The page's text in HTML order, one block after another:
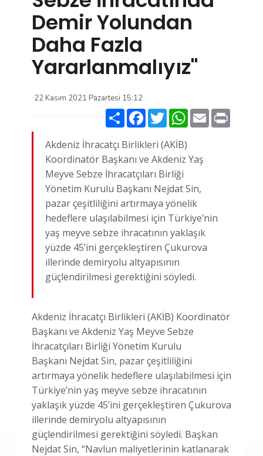
Demir Yolundan
Daha Fazla
Yararlanmalıyız"
22 Kasım 2021 Pazartesi 15:12
Paylaş FacebookTwitter WhatsApp
Email
Akdeniz İhracatçı Birlikleri (AKİB)
Koordinatör Başkanı ve Akdeniz Yaş
Meyve Sebze İhracatçıları Birliği
Yönetim Kurulu Başkanı Nejdat Sin,
pazar çeşitliliğini artırmaya yönelik
hedeflere ulaşılabilmesi için Türkiye’nin
yaş meyve sebze ihracatının yaklaşık
yüzde 45’ini gerçekleştiren Çukurova
illerinde demiryolu altyapısının
güçlendirilmesi gerektiğini söyledi.
Akdeniz İhracatçı Birlikleri (AKİB) Koordinatör
Başkanı ve Akdeniz Yaş Meyve Sebze
İhracatçıları Birliği Yönetim Kurulu
Başkanı Nejdat Sin, pazar çeşitliliğini
artırmaya yönelik hedeflere ulaşılabilmesi için
Türkiye’nin yaş meyve sebze ihracatının
yaklaşık yüzde 45’ini gerçekleştiren Çukurova
illerinde demiryolu altyapısının
güçlendirilmesi gerektiğini söyledi. Başkan
Nejdat Sin, “Navlun maliyetlerinin katlanarak